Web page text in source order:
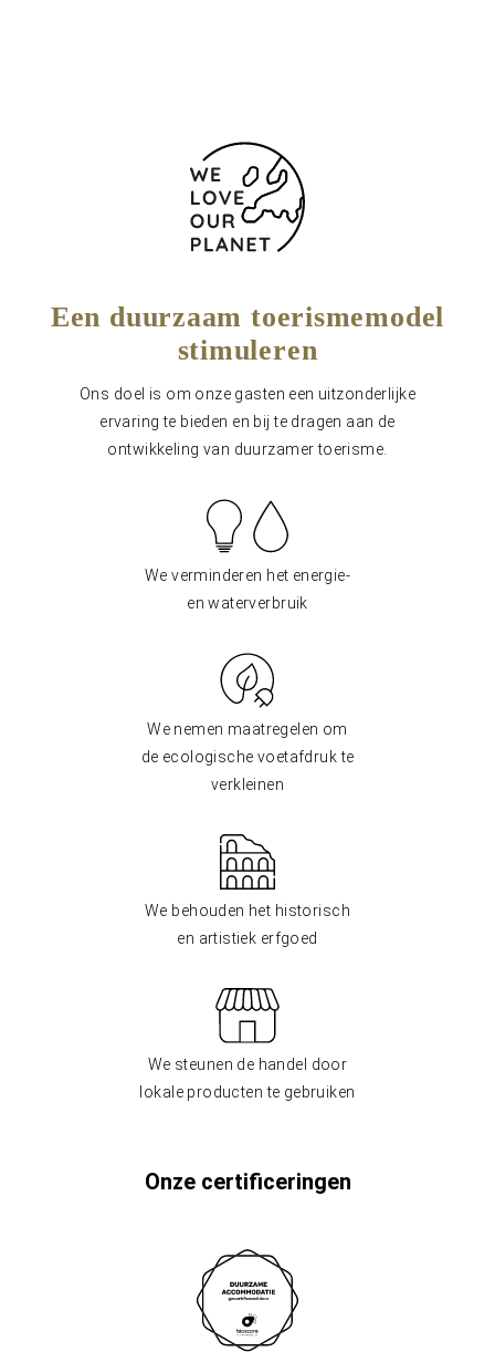
Een duurzaam toerismemodel
stimuleren
Ons doel is om onze gasten een uitzonderlijke
ervaring te bieden en bij te dragen aan de
ontwikkeling van duurzamer toerisme.
We verminderen het energie-
en waterverbruik
We nemen maatregelen om
de ecologische voetafdruk te
verkleinen
We behouden het historisch
en artistiek erfgoed
We steunen de handel door
lokale producten te gebruiken
Onze certificeringen